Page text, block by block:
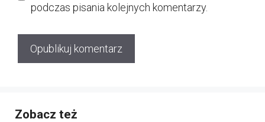
podczas pisania kolejnych komentarzy.
Zobacz też